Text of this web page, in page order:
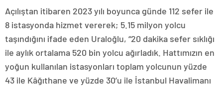
Açılıştan itibaren 2023 yılı boyunca günde 112 sefer ile
8 istasyonda hizmet vererek; 5.15 milyon yolcu
taşındığını ifade eden Uraloğlu, “20 dakika sefer sıklığı
ile aylık ortalama 520 bin yolcu ağırladık. Hattımızın en
yoğun kullanılan istasyonları toplam yolcunun yüzde
43 ile Kâğıthane ve yüzde 30’u ile İstanbul Havalimanı